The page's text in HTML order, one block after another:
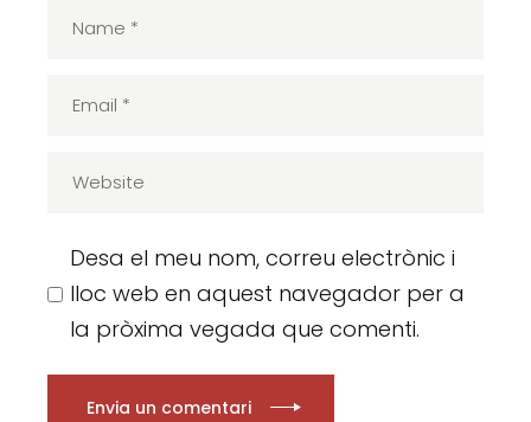
Desa el meu nom, correu electrònic i
lloc web en aquest navegador per a
la pròxima vegada que comenti.
Envia un comentari